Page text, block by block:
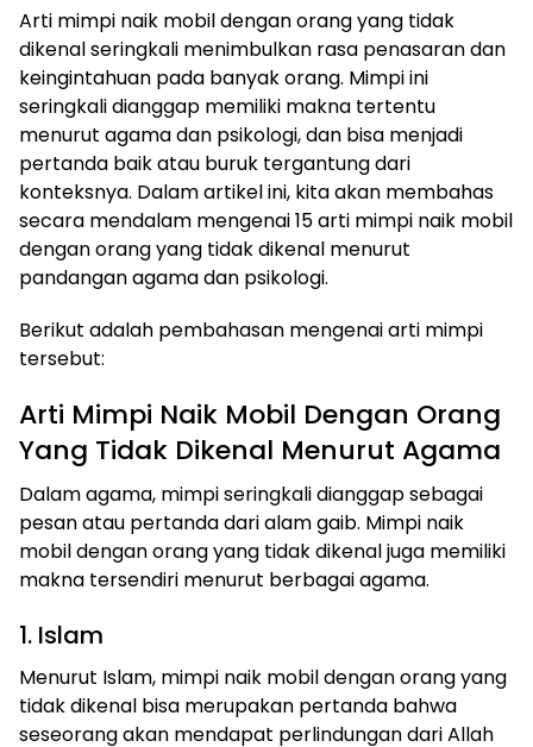
Arti mimpi naik mobil dengan orang yang tidak
dikenal seringkali menimbulkan rasa penasaran dan
keingintahuan pada banyak orang. Mimpi ini
seringkali dianggap memiliki makna tertentu
menurut agama dan psikologi, dan bisa menjadi
pertanda baik atau buruk tergantung dari
konteksnya. Dalam artikel ini, kita akan membahas
secara mendalam mengenai 15 arti mimpi naik mobil
dengan orang yang tidak dikenal menurut
pandangan agama dan psikologi.
Berikut adalah pembahasan mengenai arti mimpi
tersebut:
Arti Mimpi Naik Mobil Dengan Orang
Yang Tidak Dikenal Menurut Agama
Dalam agama, mimpi seringkali dianggap sebagai
pesan atau pertanda dari alam gaib. Mimpi naik
mobil dengan orang yang tidak dikenal juga memiliki
makna tersendiri menurut berbagai agama.
1. Islam
Menurut Islam, mimpi naik mobil dengan orang yang
tidak dikenal bisa merupakan pertanda bahwa
seseorang akan mendapat perlindungan dari Allah